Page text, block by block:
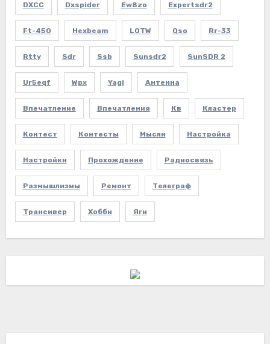
DXCC Dxspider Ew8zo Expertsdr2
Ft-450 Hexbeam LOTW Qso Rr-33
Rtty Sdr Ssb Sunsdr2 SunSDR 2
Ur5eqf Wpx Yagi Антенна
Впечатление Впечатления Кв Кластер
Контест Контесты Мысли Настройка
Настройки Прохождение Радиосвязь
Размышлизмы Ремонт Телеграф
Трансивер Хобби Яги